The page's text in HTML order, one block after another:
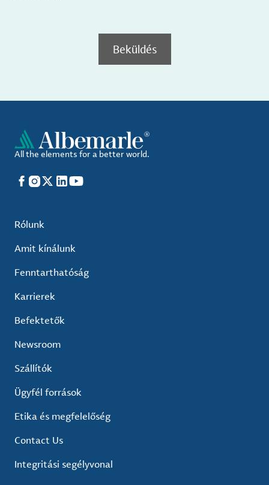
Beküldés
All the elements for a better world.
Facebook
Instagram
X LinkedIn
YouTube
Rólunk
Amit kínálunk
Fenntarthatóság
Karrierek
Befektetők
Newsroom
Szállítók
Ügyfél források
Etika és megfelelőség
Contact Us
Integritási segélyvonal